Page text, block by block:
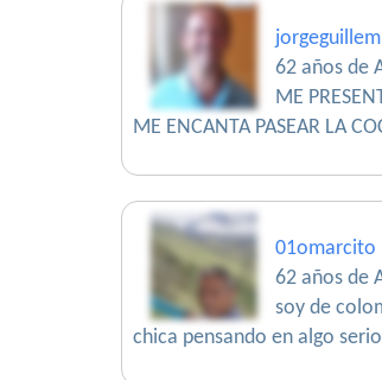
jorgeguillem
62 años de
ME
ME ENCANTA PASEAR LA
01omarcito
62 años de
soy de
chica pensando en algo serio